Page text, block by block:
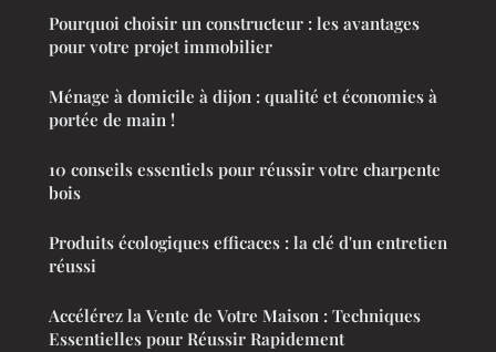
Pourquoi choisir un constructeur : les avantages
pour votre projet immobilier
Ménage à domicile à dijon : qualité et économies à
portée de main !
10 conseils essentiels pour réussir votre charpente
bois
Produits écologiques efficaces : la clé d'un entretien
réussi
Accélérez la Vente de Votre Maison : Techniques
Essentielles pour Réussir Rapidement